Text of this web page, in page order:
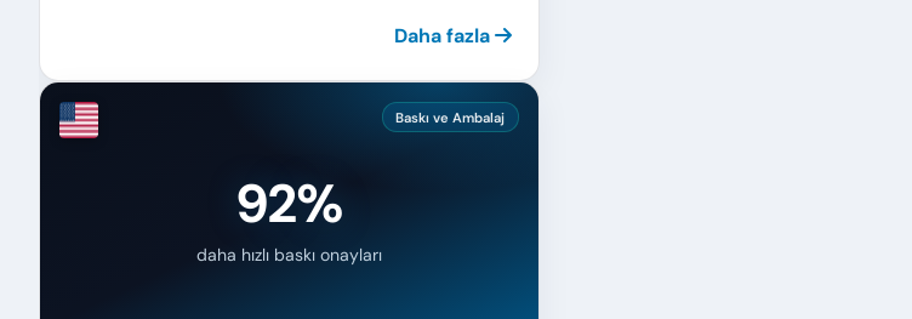
Daha fazla
Baskı ve Ambalaj
92%
daha hızlı baskı onayları